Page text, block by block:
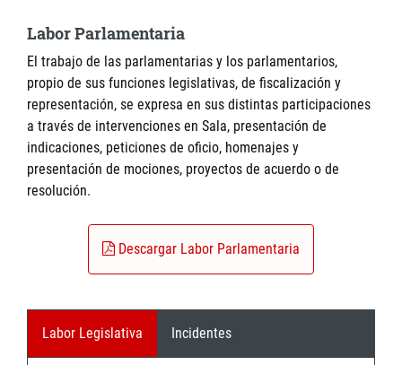
Labor Parlamentaria
El trabajo de las parlamentarias y los parlamentarios,
propio de sus funciones legislativas, de fiscalización y
representación, se expresa en sus distintas participaciones
a través de intervenciones en Sala, presentación de
indicaciones, peticiones de oficio, homenajes y
presentación de mociones, proyectos de acuerdo o de
resolución.
Descargar Labor Parlamentaria
Labor Legislativa Incidentes